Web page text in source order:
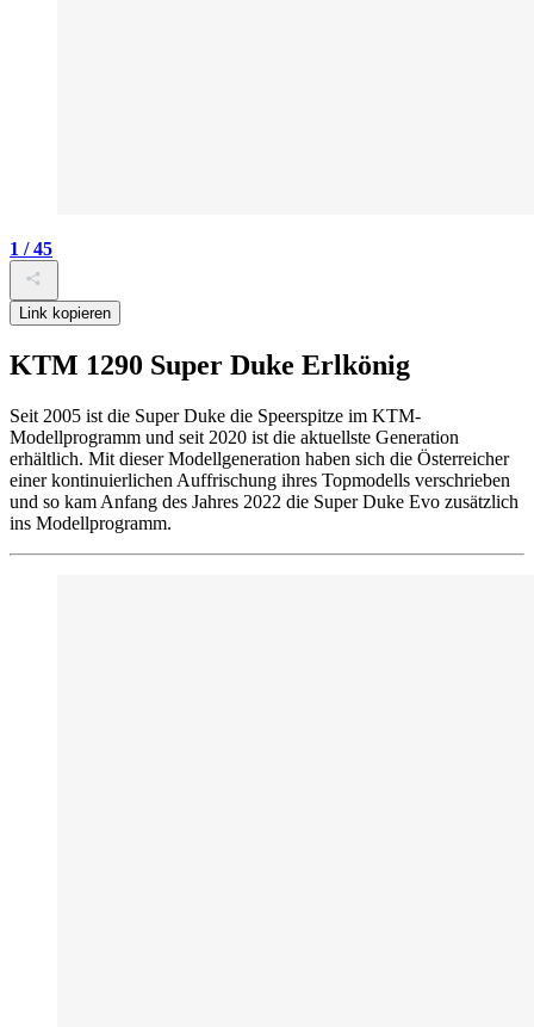
1 / 45
Link kopieren
KTM 1290 Super Duke Erlkönig
Seit 2005 ist die Super Duke die Speerspitze im KTM-
Modellprogramm und seit 2020 ist die aktuellste Generation
erhältlich. Mit dieser Modellgeneration haben sich die Österreicher
einer kontinuierlichen Auffrischung ihres Topmodells verschrieben
und so kam Anfang des Jahres 2022 die Super Duke Evo zusätzlich
ins Modellprogramm.